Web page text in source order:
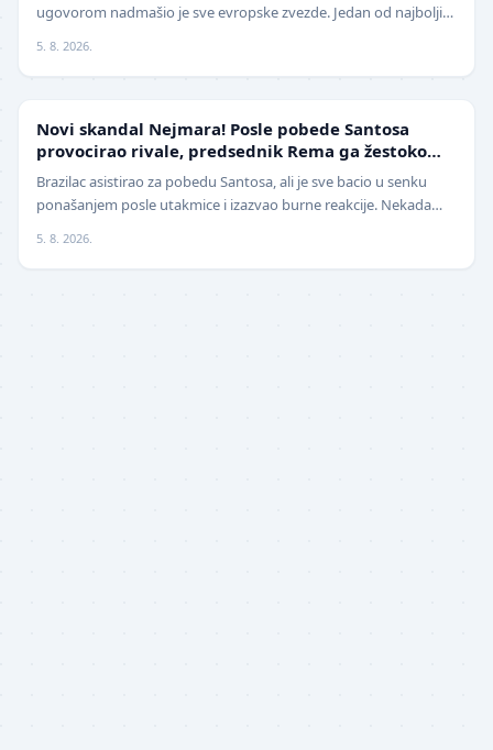
ugovorom nadmašio je sve evropske zvezde. Jedan od najboljih
5. 8. 2026.
Novi skandal Nejmara! Posle pobede Santosa
provocirao rivale, predsednik Rema ga žestoko
isprozivao: "Bitanga i klovn!" (VIDEO)
Brazilac asistirao za pobedu Santosa, ali je sve bacio u senku
ponašanjem posle utakmice i izazvao burne reakcije. Nekada
5. 8. 2026.